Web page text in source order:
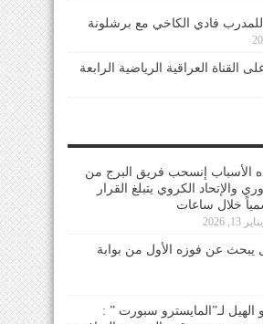
للمدرب فادي الكاخي مع برشلونة
القناة العراقية الرياضية الرابعة
الأسباب إنسحب فريق البرج من
والإتحاد الكروي يتبلغ القرار
خلال ساعات
يناير 13, 2026
يبحث عن فوزه الأول من بوابة
الهيل لـ”المايسترو سبورت ” :